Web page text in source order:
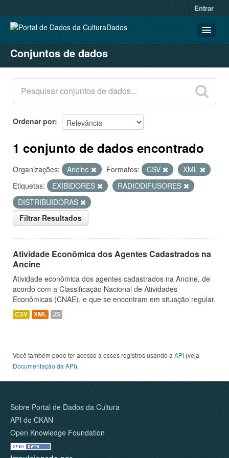
Entrar
CONJUNTOS DE DADOS
ORGANIZAÇÕES
GRUPOS
SOBRE
Conjuntos de dados
Ordenar por
1 conjunto de dados encontrado
Organizações: Ancine Formatos: CSV
XML
Etiquetas:
EXIBIDORES
RADIODIFUSORES
DISTRIBUIDORAS
Filtrar Resultados
Atividade Econômica dos Agentes Cadastrados na
Ancine
Atividade econômica dos agentes cadastrados na Ancine, de
acordo com a Classificação Nacional de Atividades
Econômicas (CNAE), e que se encontram em situação regular.
CSV XML JS
Você também pode ter acesso a esses registros usando a API (veja
Documentação da API).
Sobre Portal de Dados da Cultura
API do CKAN
Open Knowledge Foundation